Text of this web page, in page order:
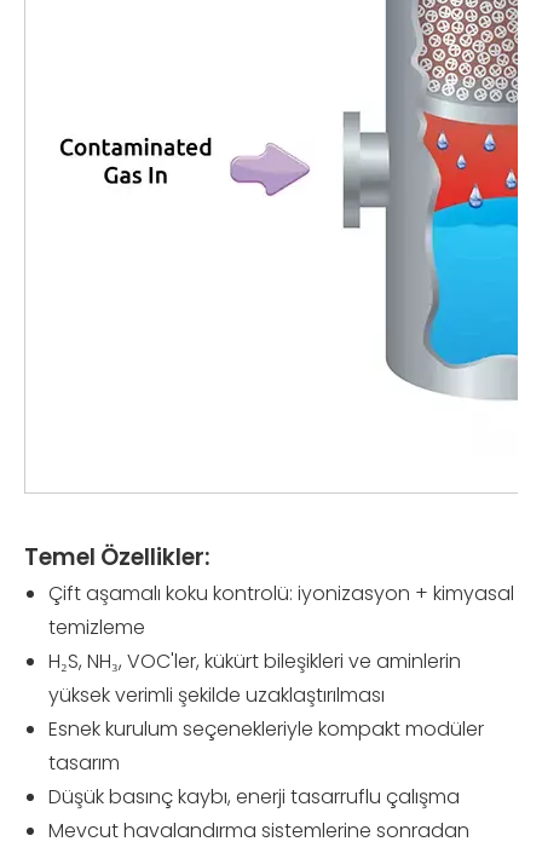
Temel Özellikler:
Çift aşamalı koku kontrolü: iyonizasyon + kimyasal
temizleme
H₂S, NH₃, VOC'ler, kükürt bileşikleri ve aminlerin
yüksek verimli şekilde uzaklaştırılması
Esnek kurulum seçenekleriyle kompakt modüler
tasarım
Düşük basınç kaybı, enerji tasarruflu çalışma
Mevcut havalandırma sistemlerine sonradan